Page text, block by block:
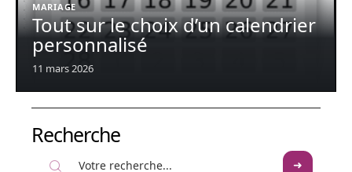
MARIAGE
Tout sur le choix d’un calendrier
personnalisé
11 mars 2026
Recherche